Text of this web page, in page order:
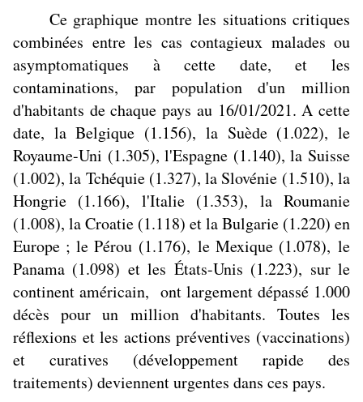
Ce graphique montre les situations critiques
combinées entre les cas contagieux malades ou
asymptomatiques à cette date, et les
contaminations, par population d'un million
d'habitants de chaque pays au 16/01/2021. A cette
date, la Belgique (1.156), la Suède (1.022), le
Royaume-Uni (1.305), l'Espagne (1.140), la Suisse
(1.002), la Tchéquie (1.327), la Slovénie (1.510), la
Hongrie (1.166), l'Italie (1.353), la Roumanie
(1.008), la Croatie (1.118) et la Bulgarie (1.220) en
Europe ; le Pérou (1.176), le Mexique (1.078), le
Panama (1.098) et les États-Unis (1.223), sur le
continent américain, ont largement dépassé 1.000
décès pour un million d'habitants. Toutes les
réflexions et les actions préventives (vaccinations)
et curatives (développement rapide des
traitements) deviennent urgentes dans ces pays.